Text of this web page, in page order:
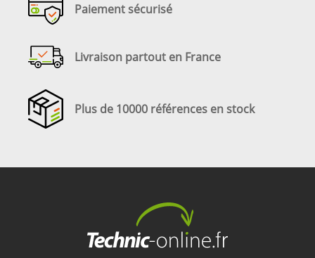
Paiement sécurisé
Livraison partout en France
Plus de 10000 références en stock